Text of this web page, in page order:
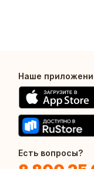
Наше
Есть вопросы?